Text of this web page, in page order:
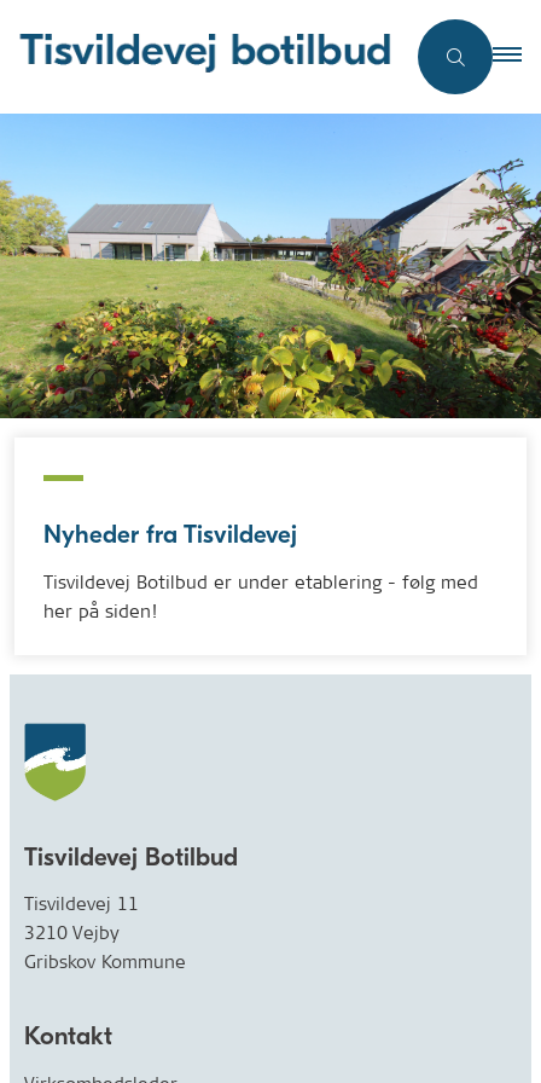
Nyheder fra Tisvildevej
Tisvildevej Botilbud er under etablering - følg med
her på siden!
Tisvildevej Botilbud
Tisvildevej 11
3210 Vejby
Gribskov Kommune
Kontakt